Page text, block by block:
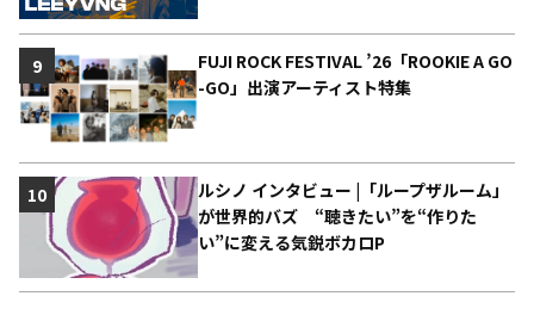
FUJI ROCK FESTIVAL ’26「ROOKIE A GO
-GO」出演アーティスト特集
9
ルシノ インタビュー |「ループザルーム」
が世界的バズ “聴きたい”を“作りた
い”に変える気鋭ボカロP
10